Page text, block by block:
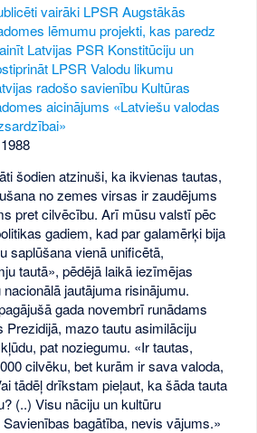
vairāki LPSR Augstākās
lēmumu projekti, kas paredz
Latvijas PSR Konstitūciju un
LPSR Valodu likumu
radošo savienību Kultūras
aicinājums «Latviešu valodas
1988
šodien atzinuši, ka ikvienas tautas,
no zemes virsas ir zaudējums
pret cilvēcību. Arī mūsu valstī pēc
gadiem, kad par galamērķi bija
saplūšana vienā unificētā,
tautā», pēdējā laikā iezīmējas
jautājuma risinājumu.
gada novembrī runādams
Prezidijā, mazo tautu asimilāciju
pat noziegumu. «Ir tautas,
cilvēku, bet kurām ir sava valoda,
tādēļ drīkstam pieļaut, ka šāda tauta
(..) Visu nāciju un kultūru
bagātība, nevis vājums.»